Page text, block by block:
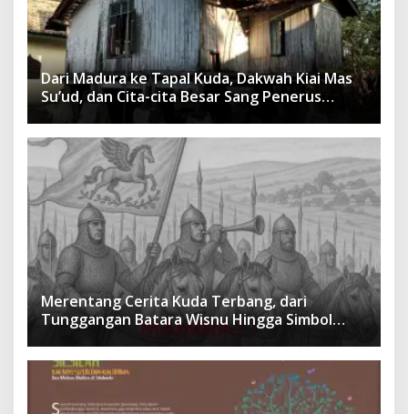
Dari Madura ke Tapal Kuda, Dakwah Kiai Mas
Su’ud, dan Cita-cita Besar Sang Penerus
Merentang Cerita Kuda Terbang, dari
Tunggangan Batara Wisnu Hingga Simbol